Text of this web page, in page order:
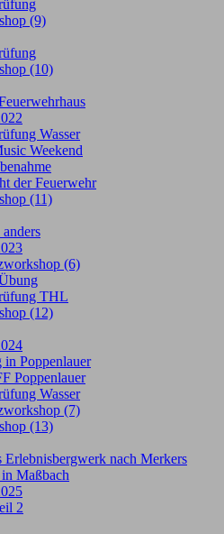
(9)
(10)
Wasser
Weekend
der Feuerwehr
(11)
(6)
THL
(12)
in Poppenlauer
Poppenlauer
Wasser
(7)
(13)
Erlebnisbergwerk nach Merkers
Maßbach
2